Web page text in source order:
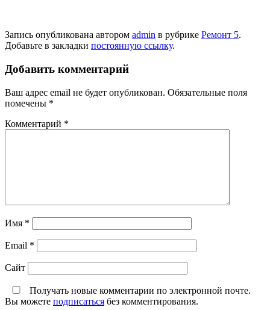
Запись опубликована автором admin в рубрике Ремонт 5.
Добавьте в закладки постоянную ссылку.
Добавить комментарий
Ваш адрес email не будет опубликован. Обязательные поля
помечены *
Комментарий *
Имя *
Email *
Сайт
Получать новые комментарии по электронной почте.
Вы можете подписаться без комментирования.